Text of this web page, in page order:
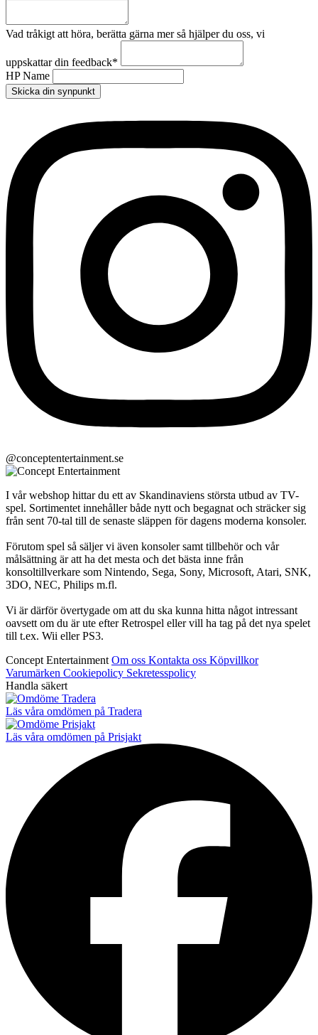
Vad tråkigt att höra, berätta gärna mer så hjälper du oss, vi
uppskattar din feedback*
HP Name
Skicka din synpunkt
@conceptentertainment.se
I vår webshop hittar du ett av Skandinaviens största utbud av TV-
spel. Sortimentet innehåller både nytt och begagnat och sträcker sig
från sent 70-tal till de senaste släppen för dagens moderna konsoler.
Förutom spel så säljer vi även konsoler samt tillbehör och vår
målsättning är att ha det mesta och det bästa inne från
konsoltillverkare som Nintendo, Sega, Sony, Microsoft, Atari, SNK,
3DO, NEC, Philips m.fl.
Vi är därför övertygade om att du ska kunna hitta något intressant
oavsett om du är ute efter Retrospel eller vill ha tag på det nya spelet
till t.ex. Wii eller PS3.
Concept Entertainment Om oss Kontakta oss Köpvillkor
Varumärken Cookiepolicy Sekretesspolicy
Handla säkert
Läs våra omdömen på Tradera
Läs våra omdömen på Prisjakt